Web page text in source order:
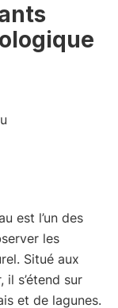
est l’un des
les
Situé aux
s’étend sur
et de lagunes.